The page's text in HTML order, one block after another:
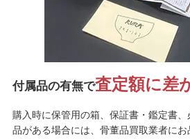
付属品の有無で査定額に差
購入時に保管用の箱、保証書・鑑定書
品がある場合には、骨董品買取業者に